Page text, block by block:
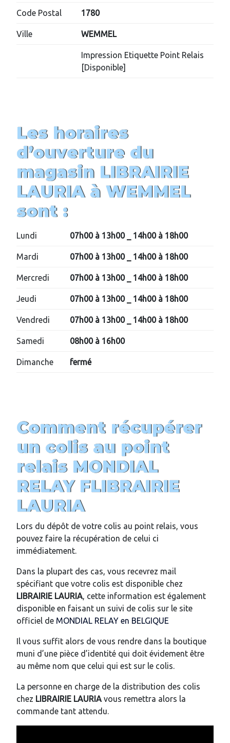
Code Postal 1780
Ville WEMMEL
Impression Etiquette Point Relais
[Disponible]
Les horaires
d’ouverture du
magasin LIBRAIRIE
LAURIA à WEMMEL
sont :
Lundi 07h00 à 13h00 _ 14h00 à 18h00
Mardi 07h00 à 13h00 _ 14h00 à 18h00
Mercredi 07h00 à 13h00 _ 14h00 à 18h00
Jeudi 07h00 à 13h00 _ 14h00 à 18h00
Vendredi 07h00 à 13h00 _ 14h00 à 18h00
Samedi 08h00 à 16h00
Dimanche fermé
Comment récupérer
un colis au point
relais MONDIAL
RELAY FLIBRAIRIE
LAURIA
Lors du dépôt de votre colis au point relais, vous
pouvez faire la récupération de celui ci
immédiatement.
Dans la plupart des cas, vous recevrez mail
spécifiant que votre colis est disponible chez
LIBRAIRIE LAURIA, cette information est également
disponible en faisant un suivi de colis sur le site
officiel de MONDIAL RELAY en BELGIQUE
Il vous suffit alors de vous rendre dans la boutique
muni d’une pièce d’identité qui doit évidement être
au même nom que celui qui est sur le colis.
La personne en charge de la distribution des colis
chez LIBRAIRIE LAURIA vous remettra alors la
commande tant attendu.